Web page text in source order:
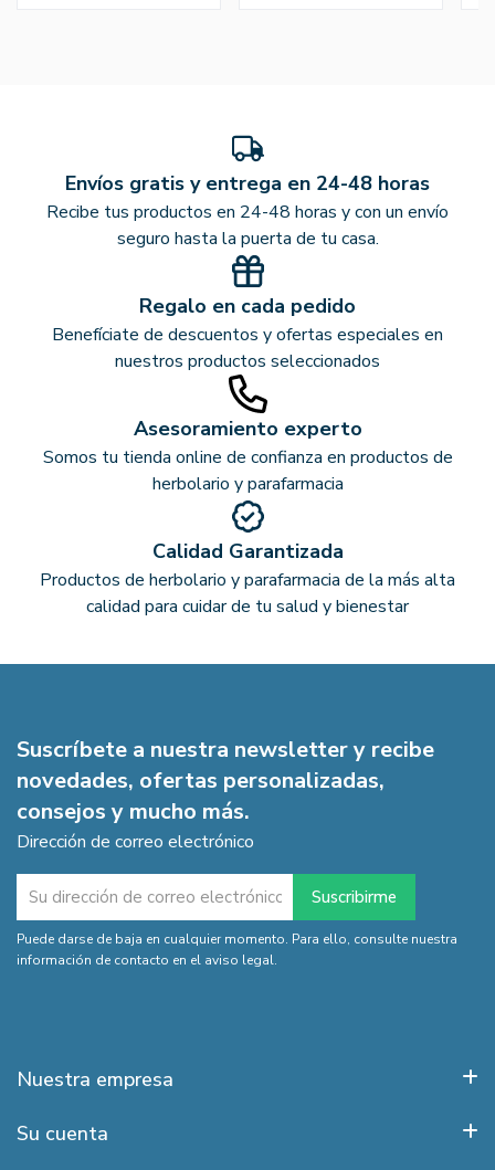
Envíos gratis y entrega en 24-48 horas
Recibe tus productos en 24-48 horas y con un envío
seguro hasta la puerta de tu casa.
Regalo en cada pedido
Benefíciate de descuentos y ofertas especiales en
nuestros productos seleccionados
Asesoramiento experto
Somos tu tienda online de confianza en productos de
herbolario y parafarmacia
Calidad Garantizada
Productos de herbolario y parafarmacia de la más alta
calidad para cuidar de tu salud y bienestar
Suscríbete a nuestra newsletter y recibe
novedades, ofertas personalizadas,
consejos y mucho más.
Dirección de correo electrónico
Puede darse de baja en cualquier momento. Para ello, consulte nuestra
información de contacto en el aviso legal.
Nuestra empresa
Su cuenta